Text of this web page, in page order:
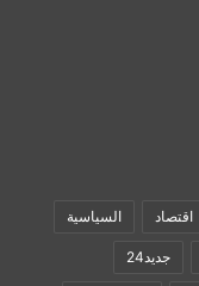
اقتصاد السياسية
جديد24